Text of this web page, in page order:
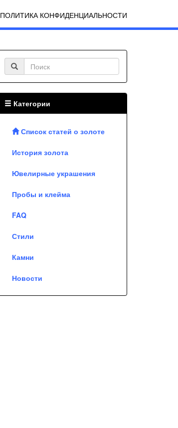
ПОЛИТИКА КОНФИДЕНЦИАЛЬНОСТИ
Категории
Список статей о золоте
История золота
Ювелирные украшения
Пробы и клейма
FAQ
Стили
Камни
Новости